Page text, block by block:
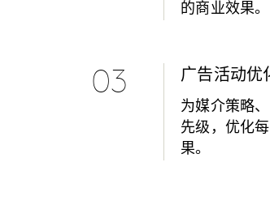
的商业效果。
03 广告活动优
为媒介策略
先级，优化
果。